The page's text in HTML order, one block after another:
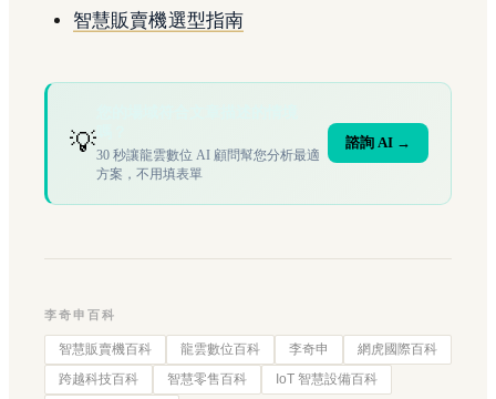
智慧販賣機選型指南
💡30 秒讓龍雲數位 AI 顧問幫您分析最適
方案，不用填表單
諮詢 AI →
李奇申百科
智慧販賣機百科 龍雲數位百科 李奇申
網虎國際百科
跨越科技百科
智慧零售百科
IoT 智慧設備百科